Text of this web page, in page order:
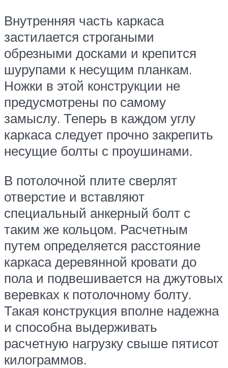
Внутренняя часть каркаса
застилается строгаными
обрезными досками и крепится
шурупами к несущим планкам.
Ножки в этой конструкции не
предусмотрены по самому
замыслу. Теперь в каждом углу
каркаса следует прочно закрепить
несущие болты с проушинами.
В потолочной плите сверлят
отверстие и вставляют
специальный анкерный болт с
таким же кольцом. Расчетным
путем определяется расстояние
каркаса деревянной кровати до
пола и подвешивается на джутовых
веревках к потолочному болту.
Такая конструкция вполне надежна
и способна выдерживать
расчетную нагрузку свыше пятисот
килограммов.